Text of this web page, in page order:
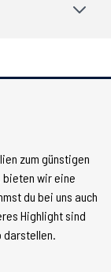
zum günstigen
bieten wir eine
du bei uns auch
Highlight sind
darstellen.